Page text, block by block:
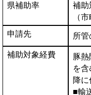
県補助率
補助
（
申請先
所
補助対象経費
豚
を
降
■輸